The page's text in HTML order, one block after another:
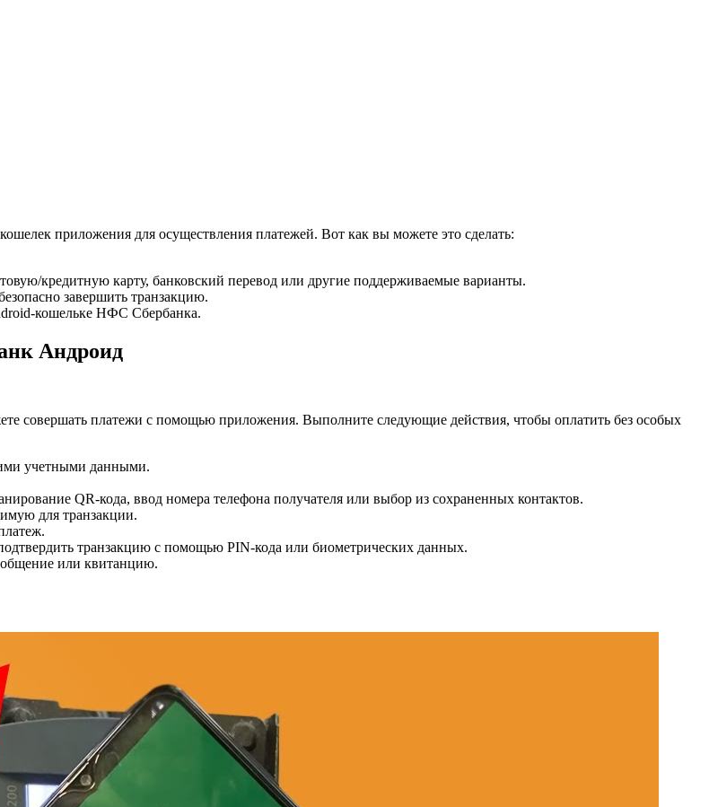
приложения для осуществления платежей. Вот как вы можете это сделать:
кредитную карту, банковский перевод или другие поддерживаемые варианты.
завершить транзакцию.
кошельке НФС Сбербанка.
Андроид
совершать платежи с помощью приложения. Выполните следующие действия, чтобы оплатить без особых
учетными данными.
QR-кода, ввод номера телефона получателя или выбор из сохраненных контактов.
для транзакции.
транзакцию с помощью PIN-кода или биометрических данных.
или квитанцию.